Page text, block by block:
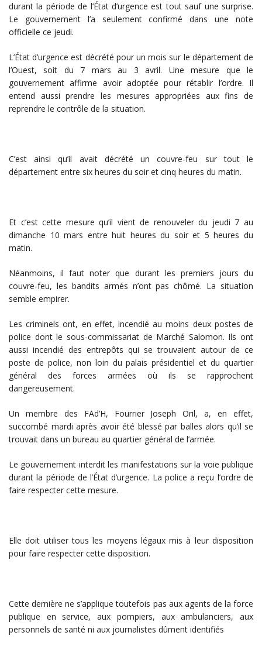
durant la période de l’État d’urgence est tout sauf une surprise.
Le gouvernement l’a seulement confirmé dans une note
officielle ce jeudi.
L’État d’urgence est décrété pour un mois sur le département de
l’Ouest, soit du 7 mars au 3 avril. Une mesure que le
gouvernement affirme avoir adoptée pour rétablir l’ordre. Il
entend aussi prendre les mesures appropriées aux fins de
reprendre le contrôle de la situation.
C’est ainsi qu’il avait décrété un couvre-feu sur tout le
département entre six heures du soir et cinq heures du matin.
Et c’est cette mesure qu’il vient de renouveler du jeudi 7 au
dimanche 10 mars entre huit heures du soir et 5 heures du
matin.
Néanmoins, il faut noter que durant les premiers jours du
couvre-feu, les bandits armés n’ont pas chômé. La situation
semble empirer.
Les criminels ont, en effet, incendié au moins deux postes de
police dont le sous-commissariat de Marché Salomon. Ils ont
aussi incendié des entrepôts qui se trouvaient autour de ce
poste de police, non loin du palais présidentiel et du quartier
général des forces armées où ils se rapprochent
dangereusement.
Un membre des FAd’H, Fourrier Joseph Oril, a, en effet,
succombé mardi après avoir été blessé par balles alors qu’il se
trouvait dans un bureau au quartier général de l’armée.
Le gouvernement interdit les manifestations sur la voie publique
durant la période de l’État d’urgence. La police a reçu l’ordre de
faire respecter cette mesure.
Elle doit utiliser tous les moyens légaux mis à leur disposition
pour faire respecter cette disposition.
Cette dernière ne s’applique toutefois pas aux agents de la force
publique en service, aux pompiers, aux ambulanciers, aux
personnels de santé ni aux journalistes dûment identifiés